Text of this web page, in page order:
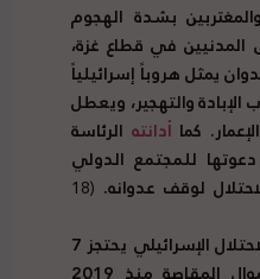
والمغتربين بشدة الهجوم
في قطاع غزة،
يمثل هروباً إسرائيلياً
والتهجير، ويعطل
كما أدانته الرئاسة
للمجتمع الدولي
لوقف عدوانه. (18
وزارة المالية أن الاحتلال الإسرائيلي يحتجز 7